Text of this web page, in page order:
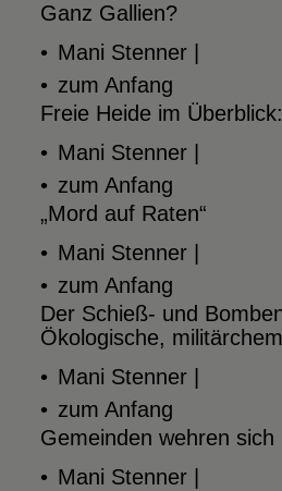
Ganz Gallien?
Mani Stenner |
zum Anfang
Freie Heide im
Mani Stenner |
zum Anfang
„Mord auf Raten“
Mani Stenner |
zum Anfang
Der Schieß- und
Ökologische,
Mani Stenner |
zum Anfang
Gemeinden wehren sich
Mani Stenner |